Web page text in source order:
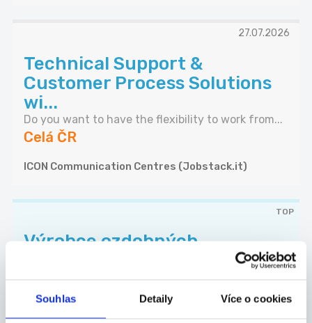
Souhlas Detaily Více o cookies
27.07.2026
Technical Support &
Customer Process Solutions
wi...
Do you want to have the flexibility to work from...
Celá ČR
ICON Communication Centres (Jobstack.it)
TOP
Výrobce ozdobných
nebo...